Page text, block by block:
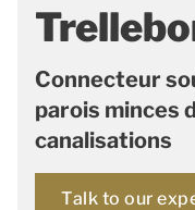
Connecteur
parois minces
canalisations
Talk to our